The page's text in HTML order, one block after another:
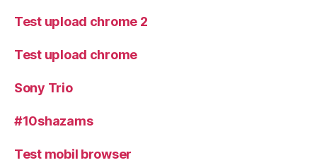
Test upload chrome 2
Test upload chrome
Sony Trio
#10shazams
Test mobil browser